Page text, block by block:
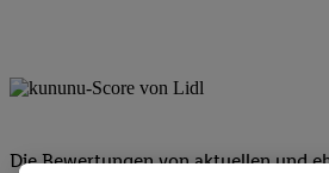
Die Bewertungen von aktuellen und